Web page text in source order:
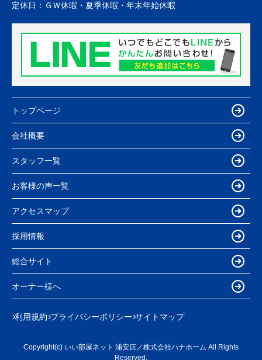
定休日： ＧＷ休暇・夏季休暇・年末年始休暇
トップページ
会社概要
スタッフ一覧
お客様の声一覧
アクセスマップ
採用情報
総合サイト
オーナー様へ
利用規約 プライバシーポリシー サイトマップ
Copyright(c) いい部屋ネット 浦安店／株式会社ハナホーム All Rights
Reserved.